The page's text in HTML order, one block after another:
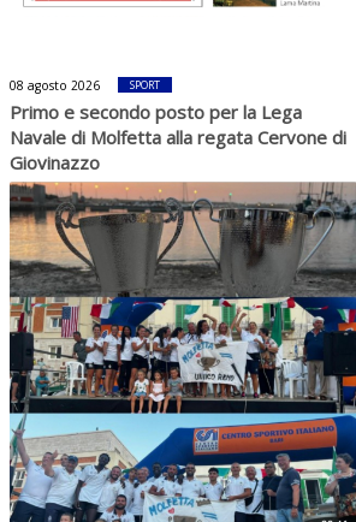
08 agosto 2026 SPORT
Primo e secondo posto per la Lega
Navale di Molfetta alla regata Cervone di
Giovinazzo